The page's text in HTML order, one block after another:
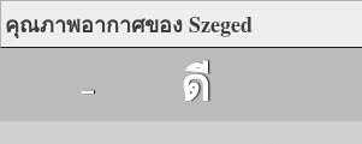
คุณภาพอากาศของ Szeged
- ดี